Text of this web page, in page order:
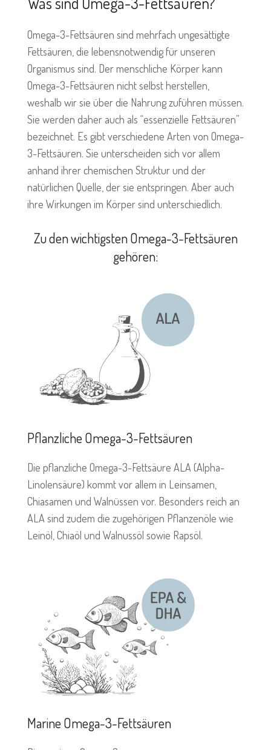
Omega-3-Fettsäuren sind mehrfach ungesättigte
Fettsäuren, die lebensnotwendig für unseren
Organismus sind. Der menschliche Körper kann
Omega-3-Fettsäuren nicht selbst herstellen,
weshalb wir sie über die Nahrung zuführen müssen.
Sie werden daher auch als “essenzielle Fettsäuren”
bezeichnet. Es gibt verschiedene Arten von Omega-
3-Fettsäuren. Sie unterscheiden sich vor allem
anhand ihrer chemischen Struktur und der
natürlichen Quelle, der sie entspringen. Aber auch
ihre Wirkungen im Körper sind unterschiedlich.
Zu den wichtigsten Omega-3-Fettsäuren
gehören:
Pflanzliche Omega-3-Fettsäuren
Die pflanzliche Omega-3-Fettsäure ALA (Alpha-
Linolensäure) kommt vor allem in Leinsamen,
Chiasamen und Walnüssen vor. Besonders reich an
ALA sind zudem die zugehörigen Pflanzenöle wie
Leinöl, Chiaöl und Walnussöl sowie Rapsöl.
Marine Omega-3-Fettsäuren